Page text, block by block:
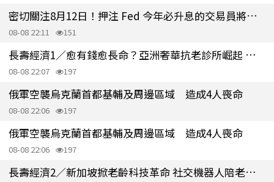
密切關注8月12日！押注 Fed 今年必升息的交易員將「投降」
08-08 22:11 151
長壽經濟1／愈有錢愈長命？亞洲奢華抗老診所崛起 鎖定富人長壽商機
08-08 22:07 197
俄軍空襲烏克蘭首都基輔及周邊區域 造成4人喪命
08-08 22:06 197
俄軍空襲烏克蘭首都基輔及周邊區域 造成4人喪命
08-08 22:06 197
長壽經濟2／新加坡掀老齡科技革命 社交機器人陪老人家 抗失智又防跌